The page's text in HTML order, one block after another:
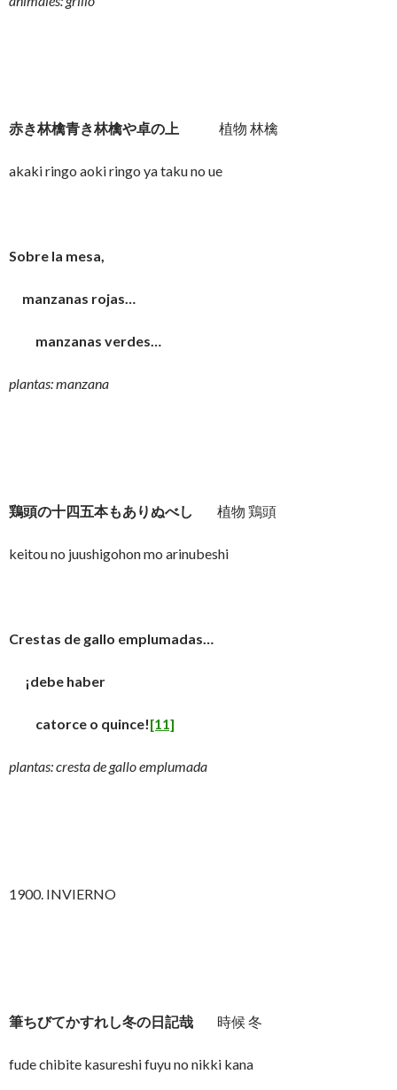
赤き林檎青き林檎や卓の上 植物 林檎
akaki ringo aoki ringo ya taku no ue
Sobre la mesa,
manzanas rojas…
manzanas verdes…
plantas: manzana
鶏頭の十四五本もありぬべし 植物 鶏頭
keitou no juushigohon mo arinubeshi
Crestas de gallo emplumadas…
¡debe haber
catorce o quince![11]
plantas: cresta de gallo emplumada
1900. INVIERNO
筆ちびてかすれし冬の日記哉 時候 冬
fude chibite kasureshi fuyu no nikki kana